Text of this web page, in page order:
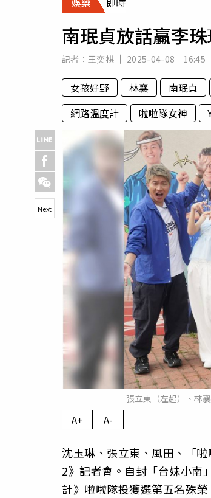
房
南珉貞放話贏李
記者： 王奕棋 2025-04-08 16:45
女孩好野 林襄 南珉貞
網路溫度計
啦啦隊女神
張立東（左起）、林
Next
A+ A-
沈玉琳、張立東、風田、「
2》記者會。自封「台妹小南
計》啦啦隊投獲選第五名殊